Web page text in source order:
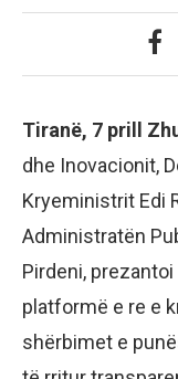
Tiranë, 7 prill
dhe Inovacionit,
Kryeministrit Edi
Administratën
Pirdeni,
platformë e re e
shërbimet e